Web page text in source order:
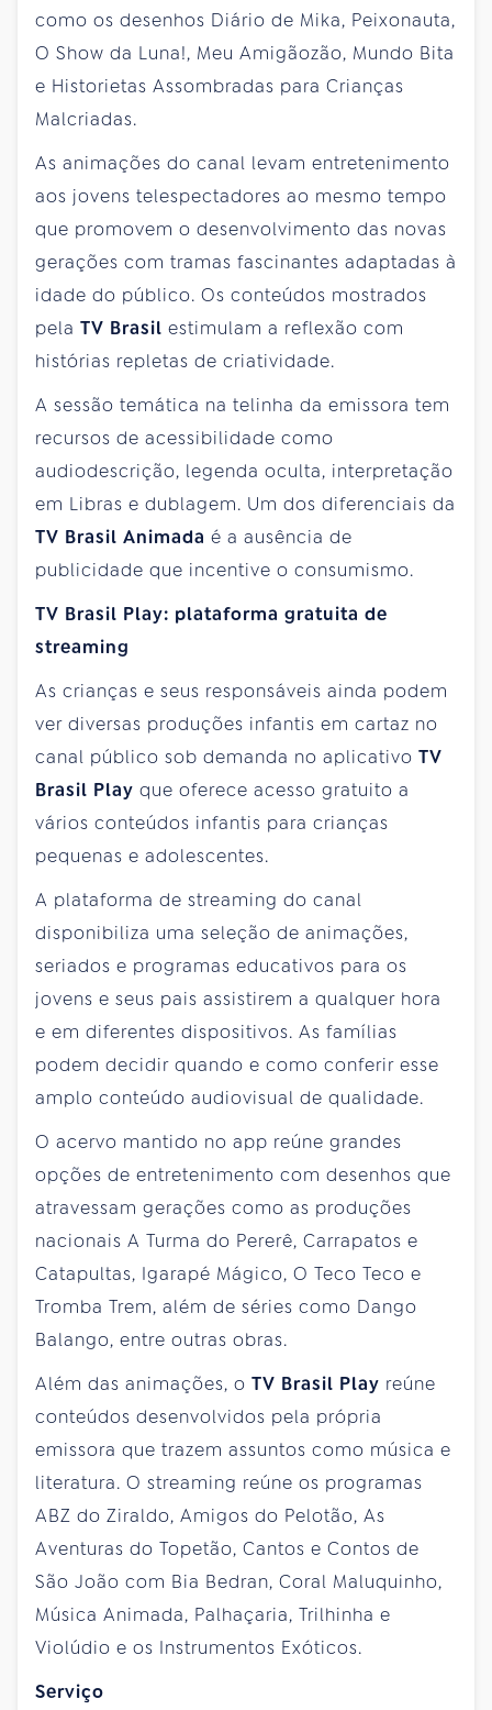
como os desenhos Diário de Mika, Peixonauta,
O Show da Luna!, Meu Amigãozão, Mundo Bita
e Historietas Assombradas para Crianças
Malcriadas.
As animações do canal levam entretenimento
aos jovens telespectadores ao mesmo tempo
que promovem o desenvolvimento das novas
gerações com tramas fascinantes adaptadas à
idade do público. Os conteúdos mostrados
pela TV Brasil estimulam a reflexão com
histórias repletas de criatividade.
A sessão temática na telinha da emissora tem
recursos de acessibilidade como
audiodescrição, legenda oculta, interpretação
em Libras e dublagem. Um dos diferenciais da
TV Brasil Animada é a ausência de
publicidade que incentive o consumismo.
TV Brasil Play: plataforma gratuita de
streaming
As crianças e seus responsáveis ainda podem
ver diversas produções infantis em cartaz no
canal público sob demanda no aplicativo TV
Brasil Play que oferece acesso gratuito a
vários conteúdos infantis para crianças
pequenas e adolescentes.
A plataforma de streaming do canal
disponibiliza uma seleção de animações,
seriados e programas educativos para os
jovens e seus pais assistirem a qualquer hora
e em diferentes dispositivos. As famílias
podem decidir quando e como conferir esse
amplo conteúdo audiovisual de qualidade.
O acervo mantido no app reúne grandes
opções de entretenimento com desenhos que
atravessam gerações como as produções
nacionais A Turma do Pererê, Carrapatos e
Catapultas, Igarapé Mágico, O Teco Teco e
Tromba Trem, além de séries como Dango
Balango, entre outras obras.
Além das animações, o TV Brasil Play reúne
conteúdos desenvolvidos pela própria
emissora que trazem assuntos como música e
literatura. O streaming reúne os programas
ABZ do Ziraldo, Amigos do Pelotão, As
Aventuras do Topetão, Cantos e Contos de
São João com Bia Bedran, Coral Maluquinho,
Música Animada, Palhaçaria, Trilhinha e
Violúdio e os Instrumentos Exóticos.
Serviço